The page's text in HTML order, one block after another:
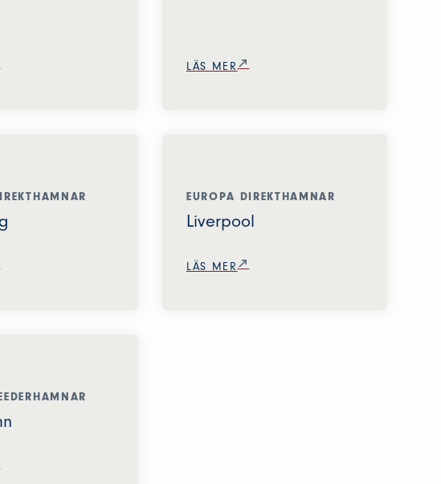
LÄS MER
EUROPA DIREKTHAMNAR
Liverpool
LÄS MER